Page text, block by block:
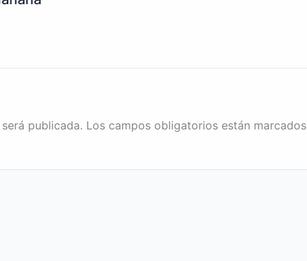
publicada. Los campos obligatorios están marcados